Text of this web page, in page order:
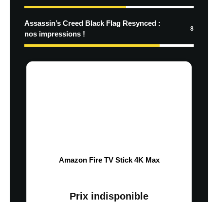
Assassin’s Creed Black Flag Resynced :
nos impressions !
8
Amazon Fire TV Stick 4K Max
Prix indisponible